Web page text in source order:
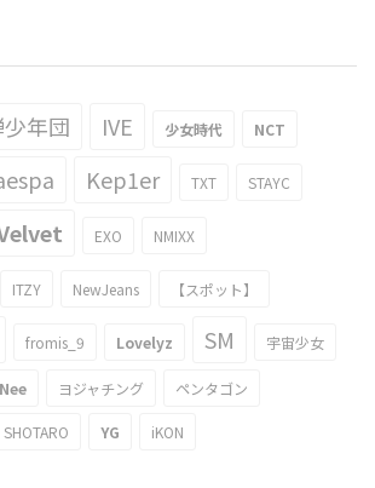
年団 IVE 少女時代 NCT
Kep1er TXT STAYC
EXO NMIXX
ITZY NewJeans 【スポット】
fromis_9 Lovelyz SM 宇宙少女
ヨジャチング ペンタゴン
SHOTARO YG iKON